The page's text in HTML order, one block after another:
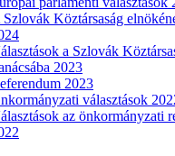
Szlovák Köztársaság
a Szlovák
2023
2023
választások
az önkormányzati